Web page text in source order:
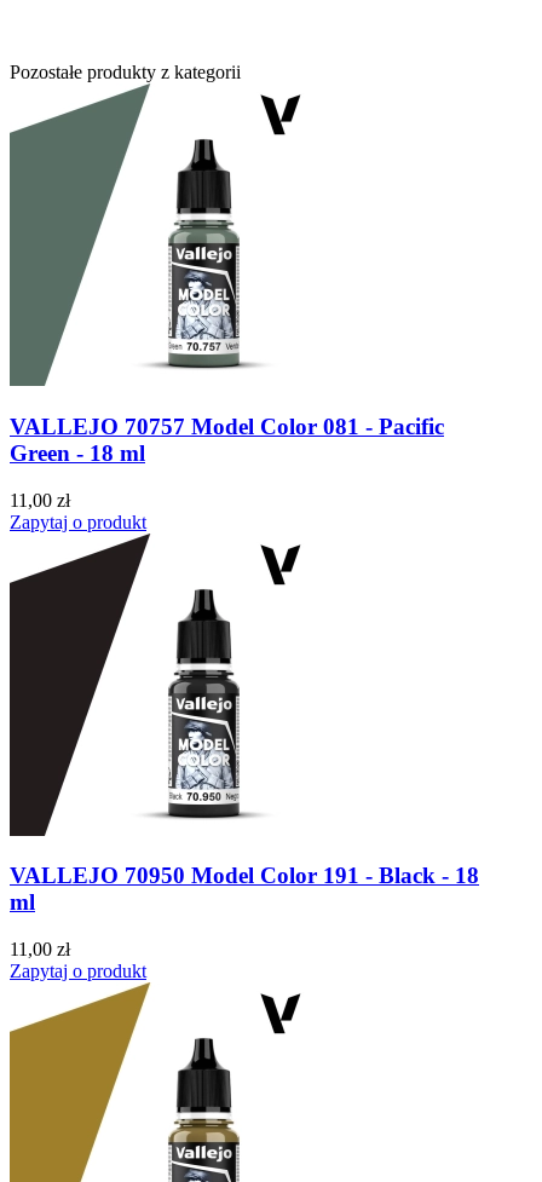
Pozostałe produkty z kategorii
VALLEJO 70757 Model Color 081 - Pacific
Green - 18 ml
11,00 zł
Zapytaj o produkt
VALLEJO 70950 Model Color 191 - Black - 18
ml
11,00 zł
Zapytaj o produkt